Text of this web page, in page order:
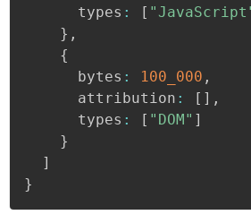
      types
: [
} ,
{
      bytes
: 100_000 ,
      attribution
: [ ] ,
      types
: [ "DOM" ]
}
]
}